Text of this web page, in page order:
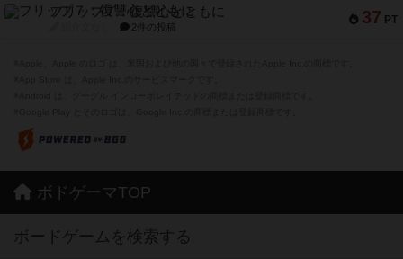
37 PT
フリップ７：復讐心とともに
2件の投稿
ボドゲーマTOP
ボードゲームを検索する